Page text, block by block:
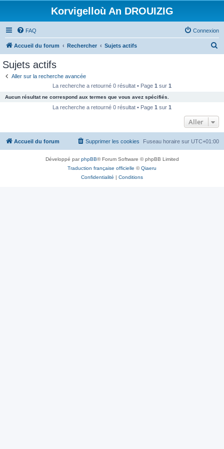
Korvigelloù An DROUIZIG
FAQ Connexion
Accueil du forum Rechercher Sujets actifs
c
e
Sujets actifs
Aller sur la recherche avancée
La recherche a retourné 0 résultat • Page 1 sur 1
Aucun résultat ne correspond aux termes que vous avez spécifiés.
La recherche a retourné 0 résultat • Page 1 sur 1
Aller
Accueil du forum Fuseau horaire sur UTC+01:00
Supprimer les cookies
Développé parphpBB® Forum Software © phpBB Limited
Traduction française officielle ©Qiaeru
Confidentialité | Conditions